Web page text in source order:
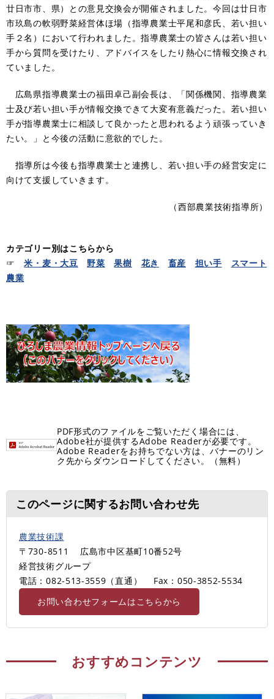
廿日市市、県）との意見交換会が開催されました。今回は廿日市
市玖島の軟弱野菜経営体ほ場（指導農業士平尾和彦氏、若い担い
手２名）において行われました。指導農業士の皆さんは若い担い
手から質問を受けたり、アドバイスをしたり熱心に情報交換され
ていました。
広島県指導農業士の福田卓己副会長は、「関係機関、指導農業
士及び若い担い手が情報交換できて大変有意義だった。若い担い
手が指導農業士に相談して良かったと思われるよう頑張っていき
たい。」と今後の活動に意欲的でした。
指導所は今後も指導農業士と連携し、若い担い手の経営安定に
向けて支援していきます。
（西部農業技術指導所）
カテゴリー別はこちらから
☞米・麦・大豆 野菜 果樹 花き 畜産 担い手
スマート
農業
PDF形式のファイルをご覧いただく場合には、
Adobe社が提供するAdobe Readerが必要です。
Adobe Readerをお持ちでない方は、バナーのリン
ク先からダウンロードしてください。（無料）
このページに関するお問い合わせ先
農業技術課
〒730-8511
広島市中区基町10番52号
経営技術グループ
電話：082-513-3559（直通）
Fax：050-3852-5534
お問い合わせフォームはこちらから
おすすめコンテンツ